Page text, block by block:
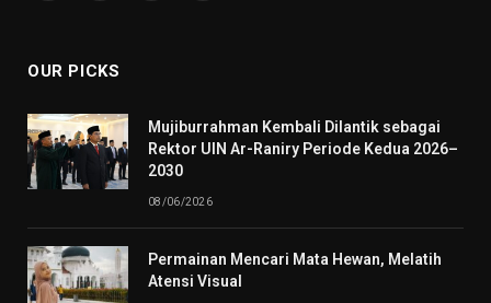
OUR PICKS
Mujiburrahman Kembali Dilantik sebagai
Rektor UIN Ar-Raniry Periode Kedua 2026–
2030
08/06/2026
Permainan Mencari Mata Hewan, Melatih
Atensi Visual